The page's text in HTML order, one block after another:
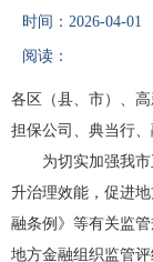
时间：2026-04-01
阅读：
各区（县、市）、
担保公司、典当行
为切实加强我
升治理效能，促进
融条例》等有关监
地方金融组织监管